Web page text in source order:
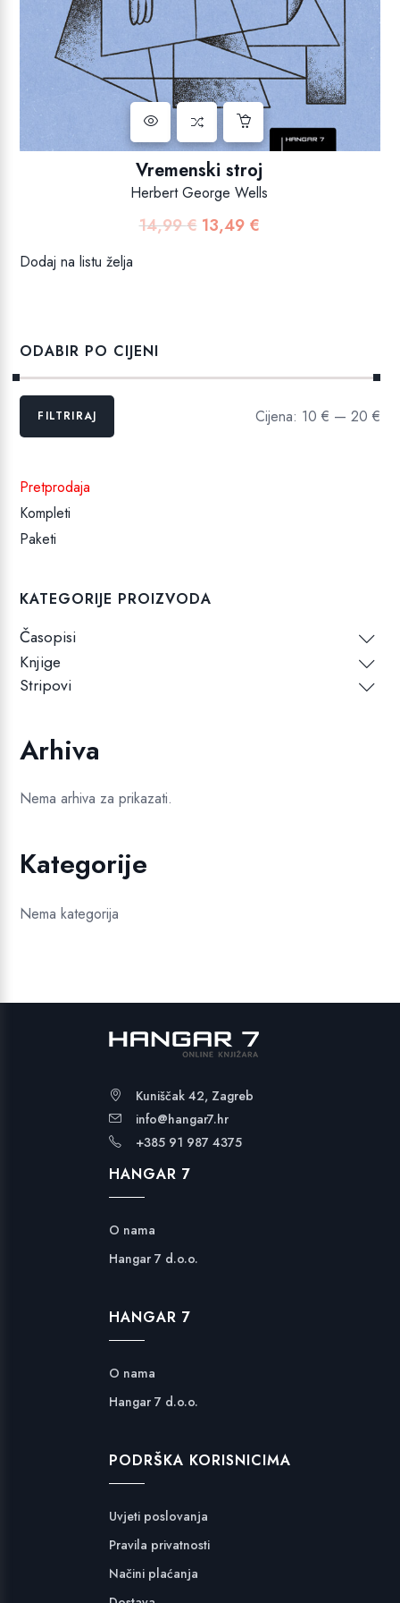
Vremenski stroj
Herbert George Wells
14,99€ Izvorna
13,49 €Trenutna
Dodaj na listu želja
ODABIR PO CIJENI
Min
MaksFILTRIRAJ Cijena: 10 € — 20 €
Pretprodaja
Kompleti
Paketi
KATEGORIJE PROIZVODA
Časopisi
Knjige
Stripovi
Arhiva
Nema arhiva za prikazati.
Kategorije
Nema kategorija
Kuniščak 42, Zagreb
info@hangar7.hr
+385 91 987 4375
HANGAR 7
O nama
Hangar 7 d.o.o.
HANGAR 7
O nama
Hangar 7 d.o.o.
PODRŠKA KORISNICIMA
Uvjeti poslovanja
Pravila privatnosti
Načini plaćanja